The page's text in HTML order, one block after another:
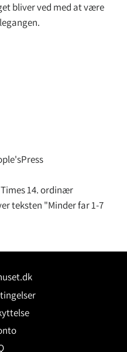
bliver ved med at være
14. ordinær
teksten "Minder far 1-7